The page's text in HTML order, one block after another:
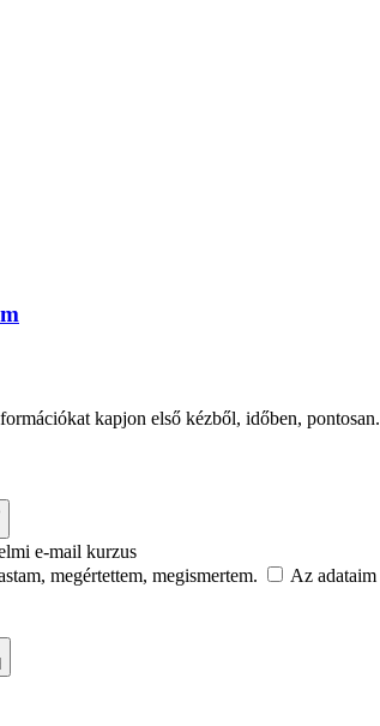
kapjon első kézből, időben, pontosan.
e-mail kurzus
megértettem, megismertem. Az adataim